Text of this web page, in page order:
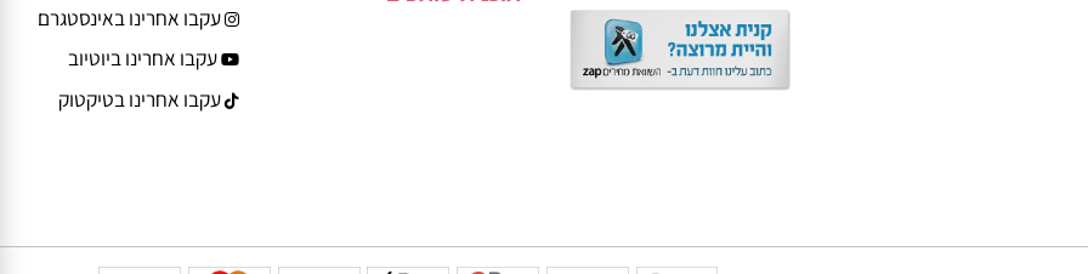
303
עקבו אחרינו בפייסבוק
עקבו אחרינו באינסטגרם